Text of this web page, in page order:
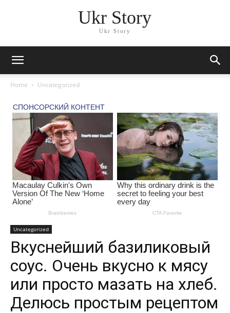
Ukr Story
Ukr Story
Home Uncategorized
Uncategorized
Вкуснейший базиликовый
соус. Очень вкусно к мясу
или просто мазать на хлеб.
Делюсь простым рецептом